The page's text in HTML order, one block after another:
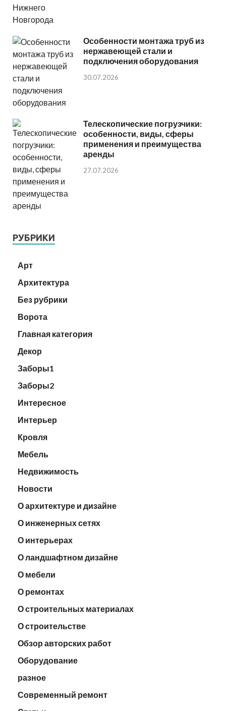
Особенности монтажа труб из
нержавеющей стали и
подключения оборудования
30.07.2026
Телескопические погрузчики:
особенности, виды, сферы
применения и преимущества
аренды
27.07.2026
РУБРИКИ
Арт
Архитектура
Без рубрики
Ворота
Главная категория
Декор
Заборы1
Заборы2
Интересное
Интерьер
Кровля
Мебель
Недвижимость
Новости
О архитектуре и дизайне
О инженерных сетях
О интерьерах
О ландшафтном дизайне
О мебели
О ремонтах
О строительных материалах
О строительстве
Обзор авторских работ
Оборудование
разное
Современный ремонт